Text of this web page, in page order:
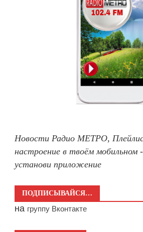
Новости Радио МЕТРО,
настроение в твоём мобильном
установи приложение
ПОДПИСЫВАЙСЯ…
на группу Вконтакте